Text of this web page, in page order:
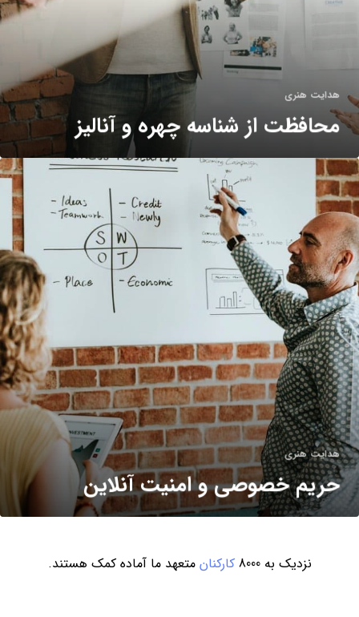
هدایت هنری
محافظت از شناسه چهره و آنالیز
هدایت هنری
حریم خصوصی و امنیت آنلاین
نزدیک به 8000 کارکنان متعهد ما آماده کمک هستند.